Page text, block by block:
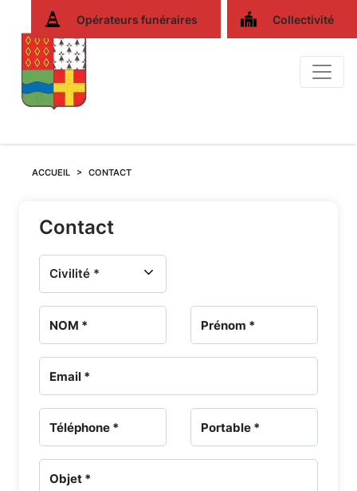
Opérateurs funéraires Collectivité
Nous
Services
funéraires
et
gestion
des
sépultures
ACCUEIL CONTACT
Contact